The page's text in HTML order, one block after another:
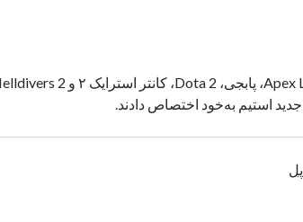
جدید استیم به‌خود اختصاص دادند.